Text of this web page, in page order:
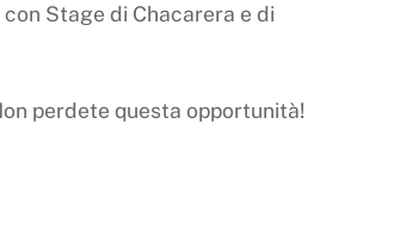
Stage di Chacarera e di
perdete questa opportunità!